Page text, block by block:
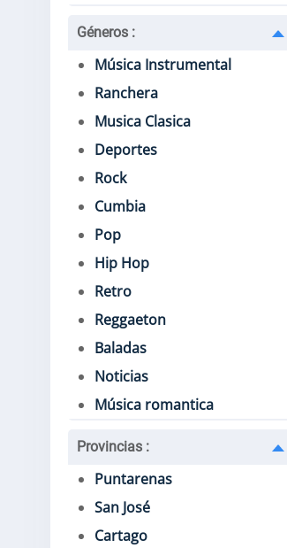
Géneros :
Música Instrumental
Ranchera
Musica Clasica
Deportes
Rock
Cumbia
Pop
Hip Hop
Retro
Reggaeton
Baladas
Noticias
Música romantica
Provincias :
Puntarenas
San José
Cartago